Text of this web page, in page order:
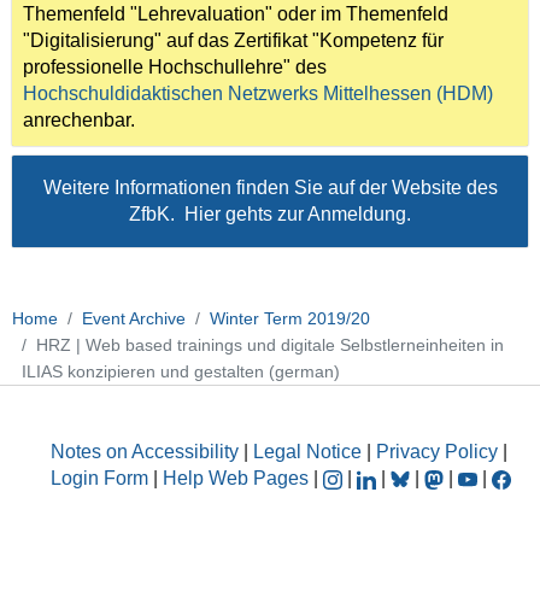
Themenfeld "Lehrevaluation" oder im Themenfeld
"Digitalisierung" auf das Zertifikat "Kompetenz für
professionelle Hochschullehre" des
Hochschuldidaktischen Netzwerks Mittelhessen (HDM)
anrechenbar.
Weitere Informationen finden Sie auf der Website des
ZfbK. Hier gehts zurAnmeldung.
Home Event Archive
Winter Term 2019/20
HRZ | Web based trainings und digitale Selbstlerneinheiten in
ILIAS konzipieren und gestalten (german)
Notes on Accessibility Legal Notice Privacy Policy
Login Form
Help Web Pages